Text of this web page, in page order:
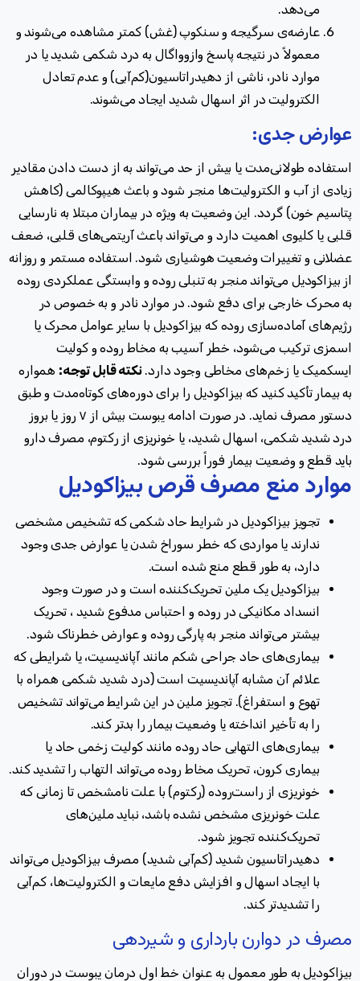
می‌دهد.
عارضه‌ی سرگیجه و سنکوپ (غش) کمتر مشاهده می‌شوند و
معمولاً در نتیجه پاسخ وازوواگال به درد شکمی شدید یا در
موارد نادر، ناشی از دهیدراتاسیون(کم‌آبی) و عدم تعادل
الکترولیت در اثر اسهال شدید ایجاد می‌شوند.
عوارض جدی:
استفاده طولانی‌مدت یا بیش از حد می‌تواند به از دست دادن مقادیر
زیادی از آب و الکترولیت‌ها منجر شود و باعث هیپوکالمی (کاهش
پتاسیم خون) گردد. این وضعیت به ویژه در بیماران مبتلا به نارسایی
قلبی یا کلیوی اهمیت دارد و می‌تواند باعث آریتمی‌های قلبی، ضعف
عضلانی و تغییرات وضعیت هوشیاری شود. استفاده مستمر و روزانه
از بیزاکودیل می‌تواند منجر به تنبلی روده و وابستگی عملکردی روده
به محرک خارجی برای دفع شود. در موارد نادر و به خصوص در
رژیم‌های آماده‌سازی روده که بیزاکودیل با سایر عوامل محرک یا
اسمزی ترکیب می‌شود، خطر آسیب به مخاط روده و کولیت
ایسکمیک یا زخم‌های مخاطی وجود دارد. نکته قابل توجه: همواره
به بیمار تأکید کنید که بیزاکودیل را برای دوره‌های کوتاه‌مدت و طبق
دستور مصرف نماید. در صورت ادامه یبوست بیش از ۷ روز یا بروز
درد شدید شکمی، اسهال شدید، یا خونریزی از رکتوم، مصرف دارو
باید قطع و وضعیت بیمار فوراً بررسی شود.
موارد منع مصرف قرص بیزاکودیل
تجویز بیزاکودیل در شرایط حاد شکمی که تشخیص مشخصی
ندارند یا مواردی که خطر سوراخ شدن یا عوارض جدی وجود
دارد، به طور قطع منع شده است.
بیزاکودیل یک ملین تحریک‌کننده است و در صورت وجود
انسداد مکانیکی در روده و احتباس مدفوع شدید ، تحریک
بیشتر می‌تواند منجر به پارگی روده و عوارض خطرناک شود.
بیماری‌های حاد جراحی شکم مانند آپاندیسیت، یا شرایطی که
علائم آن مشابه آپاندیسیت است (درد شدید شکمی همراه با
تهوع و استفراغ). تجویز ملین در این شرایط می‌تواند تشخیص
را به تأخیر انداخته یا وضعیت بیمار را بدتر کند.
بیماری‌های التهابی حاد روده مانند کولیت زخمی حاد یا
بیماری کرون، تحریک مخاط روده می‌تواند التهاب را تشدید کند.
خونریزی از راست‌روده (رکتوم) با علت نامشخص تا زمانی که
علت خونریزی مشخص نشده باشد، نباید ملین‌های
تحریک‌کننده تجویز شود.
دهیدراتاسیون شدید (کم‌آبی شدید) مصرف بیزاکودیل می‌تواند
با ایجاد اسهال و افزایش دفع مایعات و الکترولیت‌ها، کم‌آبی
را تشدیدتر کند.
مصرف در دوارن بارداری و شیردهی
بیزاکودیل به طور معمول به عنوان خط اول درمان یبوست در دوران